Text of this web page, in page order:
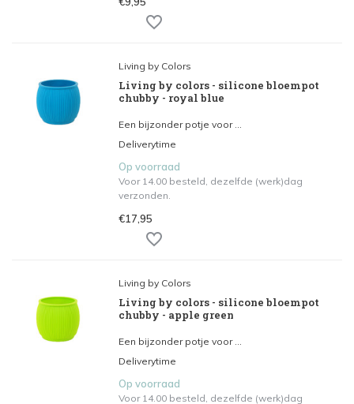
Living by Colors
Living by colors - silicone bloempot
chubby - royal blue
Een bijzonder potje voor ...
Deliverytime
Op voorraad
Voor 14.00 besteld, dezelfde (werk)dag
verzonden.
€17,95
Living by Colors
Living by colors - silicone bloempot
chubby - apple green
Een bijzonder potje voor ...
Deliverytime
Op voorraad
Voor 14.00 besteld, dezelfde (werk)dag